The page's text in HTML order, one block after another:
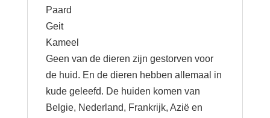
Paard
Geit
Kameel
Geen van de dieren zijn gestorven voor
de huid. En de dieren hebben allemaal in
kude geleefd. De huiden komen van
Belgie, Nederland, Frankrijk, Azië en